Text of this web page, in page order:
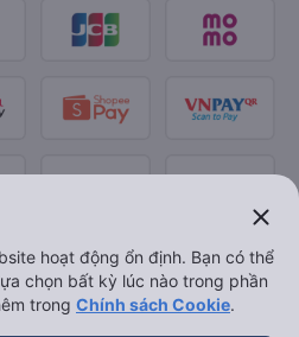
close
hoạt động ổn định. Bạn có thể
chọn bất kỳ lúc nào trong phần
trong Chính sách Cookie.